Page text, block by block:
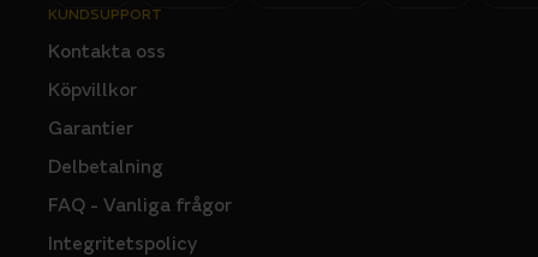
KUNDSUPPORT
Kontakta oss
Köpvillkor
Garantier
Delbetalning
FAQ - Vanliga frågor
Integritetspolicy